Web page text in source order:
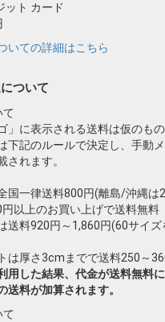
ット カード
いての詳細はこちら
ついて
」に表示される送料は仮のもの
下記のルールで決定し、手動
されます。
国一律送料800円(離島/沖縄は
円以上のお買い上げで送料無料
送料920円～1,860円(60サイ
は厚さ3cmまでで送料250～
用した結果、代金が送料無料
送料が加算されます。